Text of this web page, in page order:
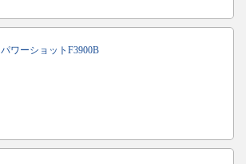
パワーショットF3900B